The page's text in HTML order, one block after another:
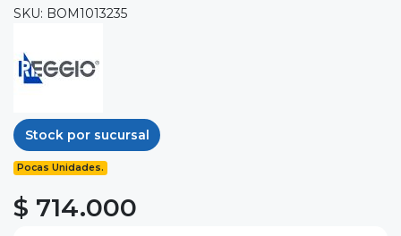
SKU: BOM1013235
Stock por sucursal
Pocas Unidades.
$ 714.000